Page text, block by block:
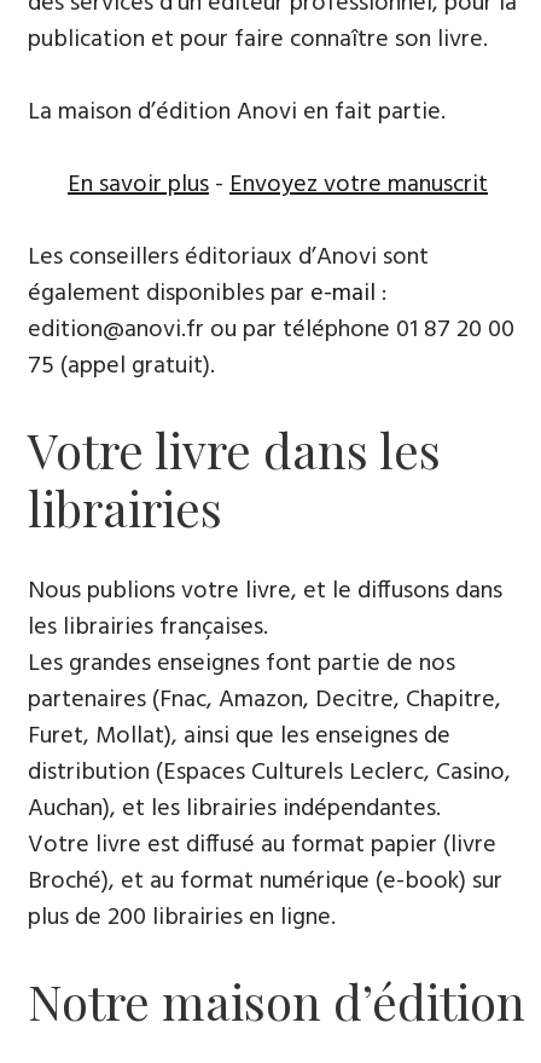
publication et pour faire connaître son livre.
La maison d’édition Anovi en fait partie.
En savoir plus-Envoyez votre manuscrit
Les conseillers éditoriaux d’Anovi sont
également disponibles par e-mail :
edition@anovi.fr ou par téléphone ​​0​1 87 20 00
75 (appel gratuit).
Votre livre dans les
librairies
Nous publions votre livre, et le diffusons dans
les librairies françaises​.
Les grandes enseignes font partie de nos
partenaires (Fnac, Amazon, Decitre, Chapitre,
Furet, Mollat), ainsi que les enseignes de
distribution (Espaces Culturels Leclerc, Casino,
Auchan), et les librairies indépendantes.
Votre livre est diffusé au format papier (livre
Broché), et au format numérique (e-book) sur
plus de 200 librairies en ligne.
Notre maison d’édition